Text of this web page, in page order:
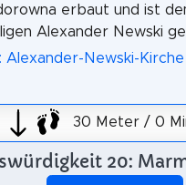
erbaut und ist
Alexander Newski
Alexander-Newski-
30 Meter / 0
20: